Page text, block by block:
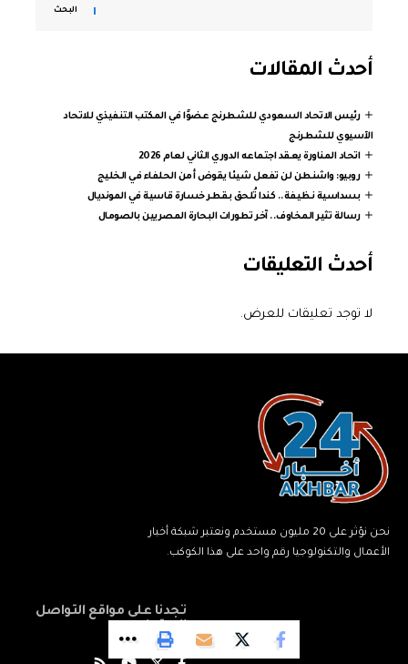
البحث
أحدث المقالات
رئيس الاتحاد السعودي للشطرنج عضوًا في المكتب التنفيذي للاتحاد
الآسيوي للشطرنج
اتحاد المناورة يعقد اجتماعه الدوري الثاني لعام 2026
روبيو: واشنطن لن تفعل شيئا يقوض أمن الحلفاء في الخليج
بسداسية نظيفة.. كندا تُلحق بقطر خسارة قاسية في المونديال
رسالة تثير المخاوف.. آخر تطورات البحارة المصريين بالصومال
أحدث التعليقات
لا توجد تعليقات للعرض.
نحن نؤثر على 20 مليون مستخدم ونعتبر شبكة أخبار
الأعمال والتكنولوجيا رقم واحد على هذا الكوكب.
تجدنا على مواقع التواصل